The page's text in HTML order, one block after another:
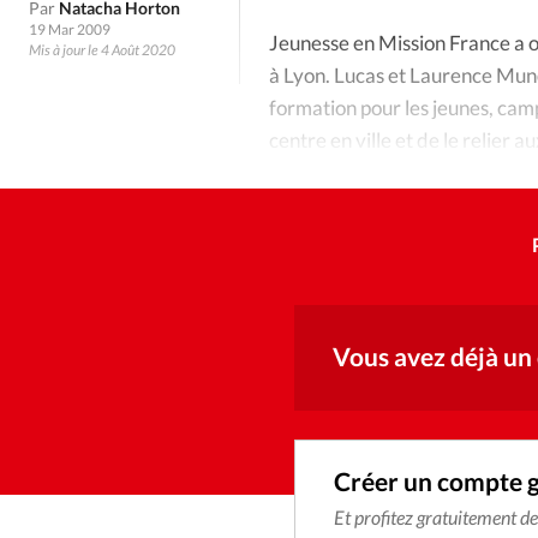
Génération réveil
Monde
Relations
Vécu Vie
Par Natacha Horton
19 Mar 2009
Mis à jour le 4 Août 2020
Jeunesse en Mission France
à Lyon. Lucas et Laurence
formation pour les jeunes,
centre en ville et de le relier
Vous avez déjà
Créer un compte
Et profitez gratuitement